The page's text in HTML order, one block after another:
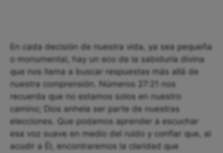
En cada decisión de nuestra vida, ya sea pequeña
o monumental, hay un eco de la sabiduría divina
que nos llama a buscar respuestas más allá de
nuestra comprensión. Números 27:21 nos
recuerda que no estamos solos en nuestro
camino; Dios anhela ser parte de nuestras
elecciones. Que podamos aprender a escuchar
esa voz suave en medio del ruido y confiar que, al
acudir a Él, encontraremos la claridad que